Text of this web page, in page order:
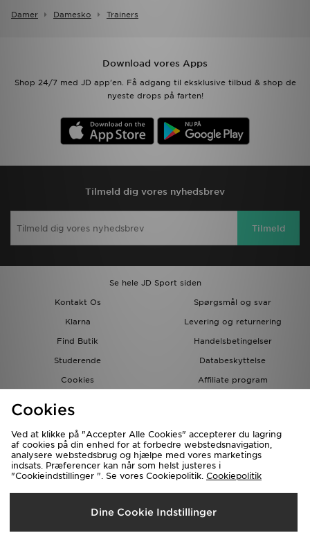
Damer Damesko Trainers
Download vores Apps
Shop 24/7 med JD app'en. Få adgang til eksklusive tilbud & shop de
nyeste drops på farten!
Tilmeld dig vores nyhedsbrev
Tilmeld
Se hele JD Sport siden
Kontakt Os
Spørgsmål og svar
Klarna
Levering og returnering
Find Butik
Handelsbetingelser
Studerende
Databeskyttelse
Cookies
Affiliate program
Forsendelse Til
Danmark
Cookies
Ved at klikke på "Accepter Alle Cookies" accepterer du lagring
af cookies på din enhed for at forbedre webstedsnavigation,
analysere webstedsbrug og hjælpe med vores marketings
indsats. Præferencer kan når som helst justeres i
"Cookieindstillinger ". Se vores Cookiepolitik. Cookiepolitik
Dine Cookie Indstillinger